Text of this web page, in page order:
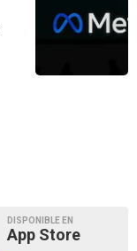
DISPONIBLE EN
App Store